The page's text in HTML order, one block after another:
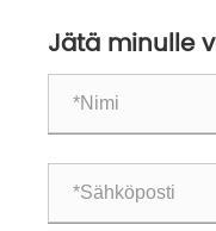
Jätä minulle